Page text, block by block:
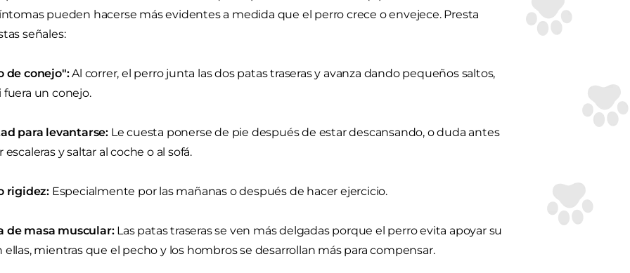
pueden hacerse más evidentes a medida que el perro crece o envejece. Presta
señales:
de conejo":Al correr, el perro junta las dos patas traseras y avanza dando pequeños saltos,
fuera un conejo.
para levantarse: Le cuesta ponerse de pie después de estar descansando, o duda antes
escaleras y saltar al coche o al sofá.
rigidez: Especialmente por las mañanas o después de hacer ejercicio.
de masa muscular:Las patas traseras se ven más delgadas porque el perro evita apoyar su
ellas, mientras que el pecho y los hombros se desarrollan más para compensar.